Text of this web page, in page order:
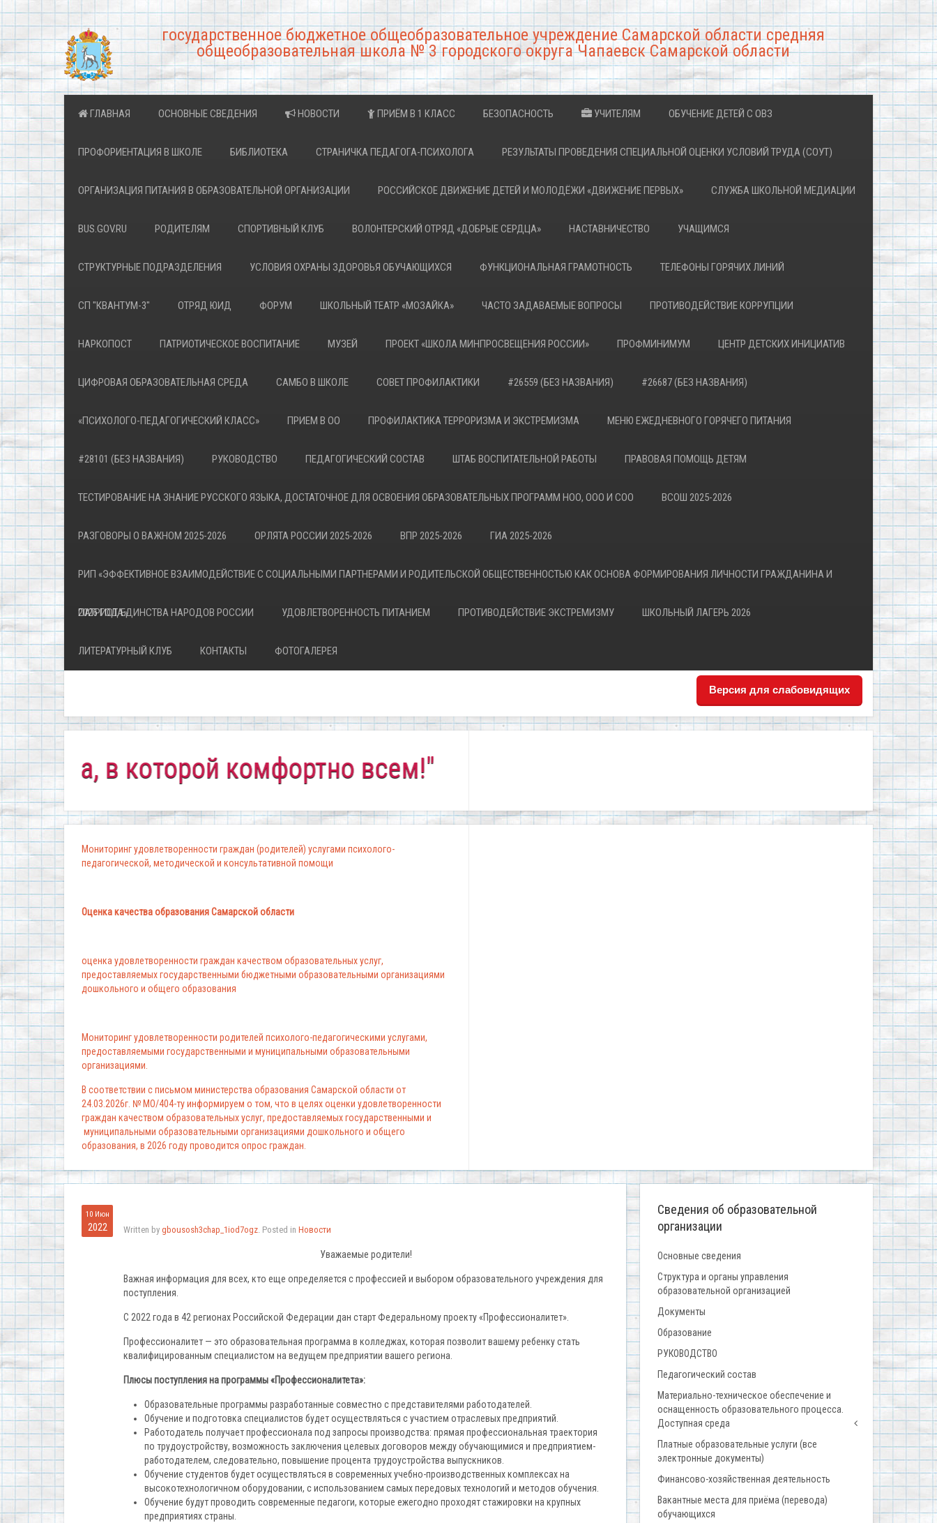
государственное бюджетное общеобразовательное учреждение Самарской области средняя
общеобразовательная школа № 3 городского округа Чапаевск Самарской области
ГЛАВНАЯ ОСНОВНЫЕ СВЕДЕНИЯ НОВОСТИ ПРИЁМ В 1 КЛАСС БЕЗОПАСНОСТЬ УЧИТЕЛЯМ ОБУЧЕНИЕ ДЕТЕЙ С ОВЗ
ПРОФОРИЕНТАЦИЯ В ШКОЛЕ БИБЛИОТЕКА СТРАНИЧКА ПЕДАГОГА-ПСИХОЛОГА РЕЗУЛЬТАТЫ ПРОВЕДЕНИЯ СПЕЦИАЛЬНОЙ ОЦЕНКИ УСЛОВИЙ ТРУДА (СОУТ)
ОРГАНИЗАЦИЯ ПИТАНИЯ В ОБРАЗОВАТЕЛЬНОЙ ОРГАНИЗАЦИИ РОССИЙСКОЕ ДВИЖЕНИЕ ДЕТЕЙ И МОЛОДЁЖИ «ДВИЖЕНИЕ ПЕРВЫХ» СЛУЖБА ШКОЛЬНОЙ МЕДИАЦИИ
BUS.GOV.RU РОДИТЕЛЯМ СПОРТИВНЫЙ КЛУБ ВОЛОНТЕРСКИЙ ОТРЯД «ДОБРЫЕ СЕРДЦА» НАСТАВНИЧЕСТВО УЧАЩИМСЯ
СТРУКТУРНЫЕ ПОДРАЗДЕЛЕНИЯ УСЛОВИЯ ОХРАНЫ ЗДОРОВЬЯ ОБУЧАЮЩИХСЯ ФУНКЦИОНАЛЬНАЯ ГРАМОТНОСТЬ ТЕЛЕФОНЫ ГОРЯЧИХ ЛИНИЙ
СП "КВАНТУМ-3" ОТРЯД ЮИД ФОРУМ ШКОЛЬНЫЙ ТЕАТР «МОЗАЙКА» ЧАСТО ЗАДАВАЕМЫЕ ВОПРОСЫ ПРОТИВОДЕЙСТВИЕ КОРРУПЦИИ
НАРКОПОСТ ПАТРИОТИЧЕСКОЕ ВОСПИТАНИЕ МУЗЕЙ ПРОЕКТ «ШКОЛА МИНПРОСВЕЩЕНИЯ РОССИИ» ПРОФМИНИМУМ ЦЕНТР ДЕТСКИХ ИНИЦИАТИВ
ЦИФРОВАЯ ОБРАЗОВАТЕЛЬНАЯ СРЕДА САМБО В ШКОЛЕ СОВЕТ ПРОФИЛАКТИКИ #26559 (БЕЗ НАЗВАНИЯ) #26687 (БЕЗ НАЗВАНИЯ)
«ПСИХОЛОГО-ПЕДАГОГИЧЕСКИЙ КЛАСС» ПРИЕМ В ОО ПРОФИЛАКТИКА ТЕРРОРИЗМА И ЭКСТРЕМИЗМА МЕНЮ ЕЖЕДНЕВНОГО ГОРЯЧЕГО ПИТАНИЯ
#28101 (БЕЗ НАЗВАНИЯ) РУКОВОДСТВО ПЕДАГОГИЧЕСКИЙ СОСТАВ ШТАБ ВОСПИТАТЕЛЬНОЙ РАБОТЫ ПРАВОВАЯ ПОМОЩЬ ДЕТЯМ
ТЕСТИРОВАНИЕ НА ЗНАНИЕ РУССКОГО ЯЗЫКА, ДОСТАТОЧНОЕ ДЛЯ ОСВОЕНИЯ ОБРАЗОВАТЕЛЬНЫХ ПРОГРАММ НОО, ООО И СОО ВСОШ 2025-2026
РАЗГОВОРЫ О ВАЖНОМ 2025-2026 ОРЛЯТА РОССИИ 2025-2026 ВПР 2025-2026 ГИА 2025-2026
РИП «ЭФФЕКТИВНОЕ ВЗАИМОДЕЙСТВИЕ С СОЦИАЛЬНЫМИ ПАРТНЕРАМИ И РОДИТЕЛЬСКОЙ ОБЩЕСТВЕННОСТЬЮ КАК ОСНОВА ФОРМИРОВАНИЯ ЛИЧНОСТИ ГРАЖДАНИНА И
ПАТРИОТА»
2026 ГОД ЕДИНСТВА НАРОДОВ РОССИИ УДОВЛЕТВОРЕННОСТЬ ПИТАНИЕМ ПРОТИВОДЕЙСТВИЕ ЭКСТРЕМИЗМУ ШКОЛЬНЫЙ ЛАГЕРЬ 2026
ЛИТЕРАТУРНЫЙ КЛУБ КОНТАКТЫ ФОТОГАЛЕРЕЯ
Версия для слабовидящих
в которой комфортно всем!"
Мониторинг удовлетворенности граждан (родителей) услугами психолого-
педагогической, методической и консультативной помощи
Оценка качества образования Самарской области
оценка удовлетворенности граждан качеством образовательных услуг,
предоставляемых государственными бюджетными образовательными организациями
дошкольного и общего образования
Мониторинг удовлетворенности родителей психолого-педагогическими услугами,
предоставляемыми государственными и муниципальными образовательными
организациями.
В соответствии с письмом министерства образования Самарской области от
24.03.2026г. № МО/404-ту информируем о том, что в целях оценки удовлетворенности
граждан качеством образовательных услуг, предоставляемых государственными и
муниципальными образовательными организациями дошкольного и общего
образования, в 2026 году проводится опрос граждан.
10 Июн
2022 Written by gbousosh3chap_1iod7ogz. Posted in Новости
Уважаемые родители!
Важная информация для всех, кто еще определяется с профессией и выбором образовательного учреждения для
поступления.
С 2022 года в 42 регионах Российской Федерации дан старт Федеральному проекту «Профессионалитет».
Профессионалитет — это образовательная программа в колледжах, которая позволит вашему ребенку стать
квалифицированным специалистом на ведущем предприятии вашего региона.
Плюсы поступления на программы «Профессионалитета»:
Образовательные программы разработанные совместно с представителями работодателей.
Обучение и подготовка специалистов будет осуществляться с участием отраслевых предприятий.
Работодатель получает профессионала под запросы производства: прямая профессиональная траектория
по трудоустройству, возможность заключения целевых договоров между обучающимися и предприятием-
работодателем, следовательно, повышение процента трудоустройства выпускников.
Обучение студентов будет осуществляться в современных учебно-производственных комплексах на
высокотехнологичном оборудовании, с использованием самых передовых технологий и методов обучения.
Обучение будут проводить современные педагоги, которые ежегодно проходят стажировки на крупных
предприятиях страны.
Сведения об образовательной
организации
Основные сведения
Структура и органы управления
образовательной организацией
Документы
Образование
РУКОВОДСТВО
Педагогический состав
Материально-техническое обеспечение и
оснащенность образовательного процесса.
Доступная среда
Платные образовательные услуги (все
электронные документы)
Финансово-хозяйственная деятельность
Вакантные места для приёма (перевода)
обучающихся